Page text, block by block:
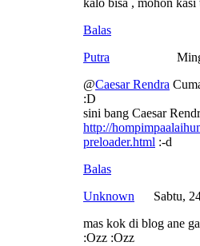
kalo bisa , mohon kasi
Balas
Putra
@Caesar Rendra
:D
sini bang Caesar
http://
preloader.html :-d
Balas
Unknown
Sabtu,
mas kok di blog ane
:Ozz :Ozz